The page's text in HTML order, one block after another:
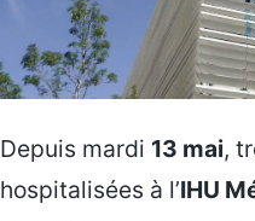
Depuis mardi 13 mai,
hospitalisées à l’IHU